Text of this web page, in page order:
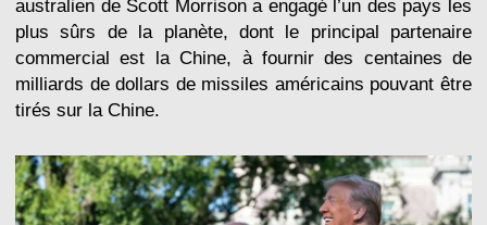
australien de Scott Morrison a engagé l’un des pays les
plus sûrs de la planète, dont le principal partenaire
commercial est la Chine, à fournir des centaines de
milliards de dollars de missiles américains pouvant être
tirés sur la Chine.